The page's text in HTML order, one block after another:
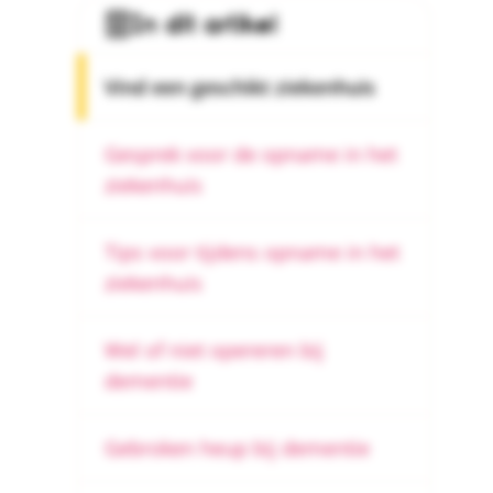
In dit artikel
Vind een geschikt ziekenhuis
Gesprek voor de opname in het
ziekenhuis
Tips voor tijdens opname in het
ziekenhuis
Wel of niet opereren bij
dementie
Gebroken heup bij dementie